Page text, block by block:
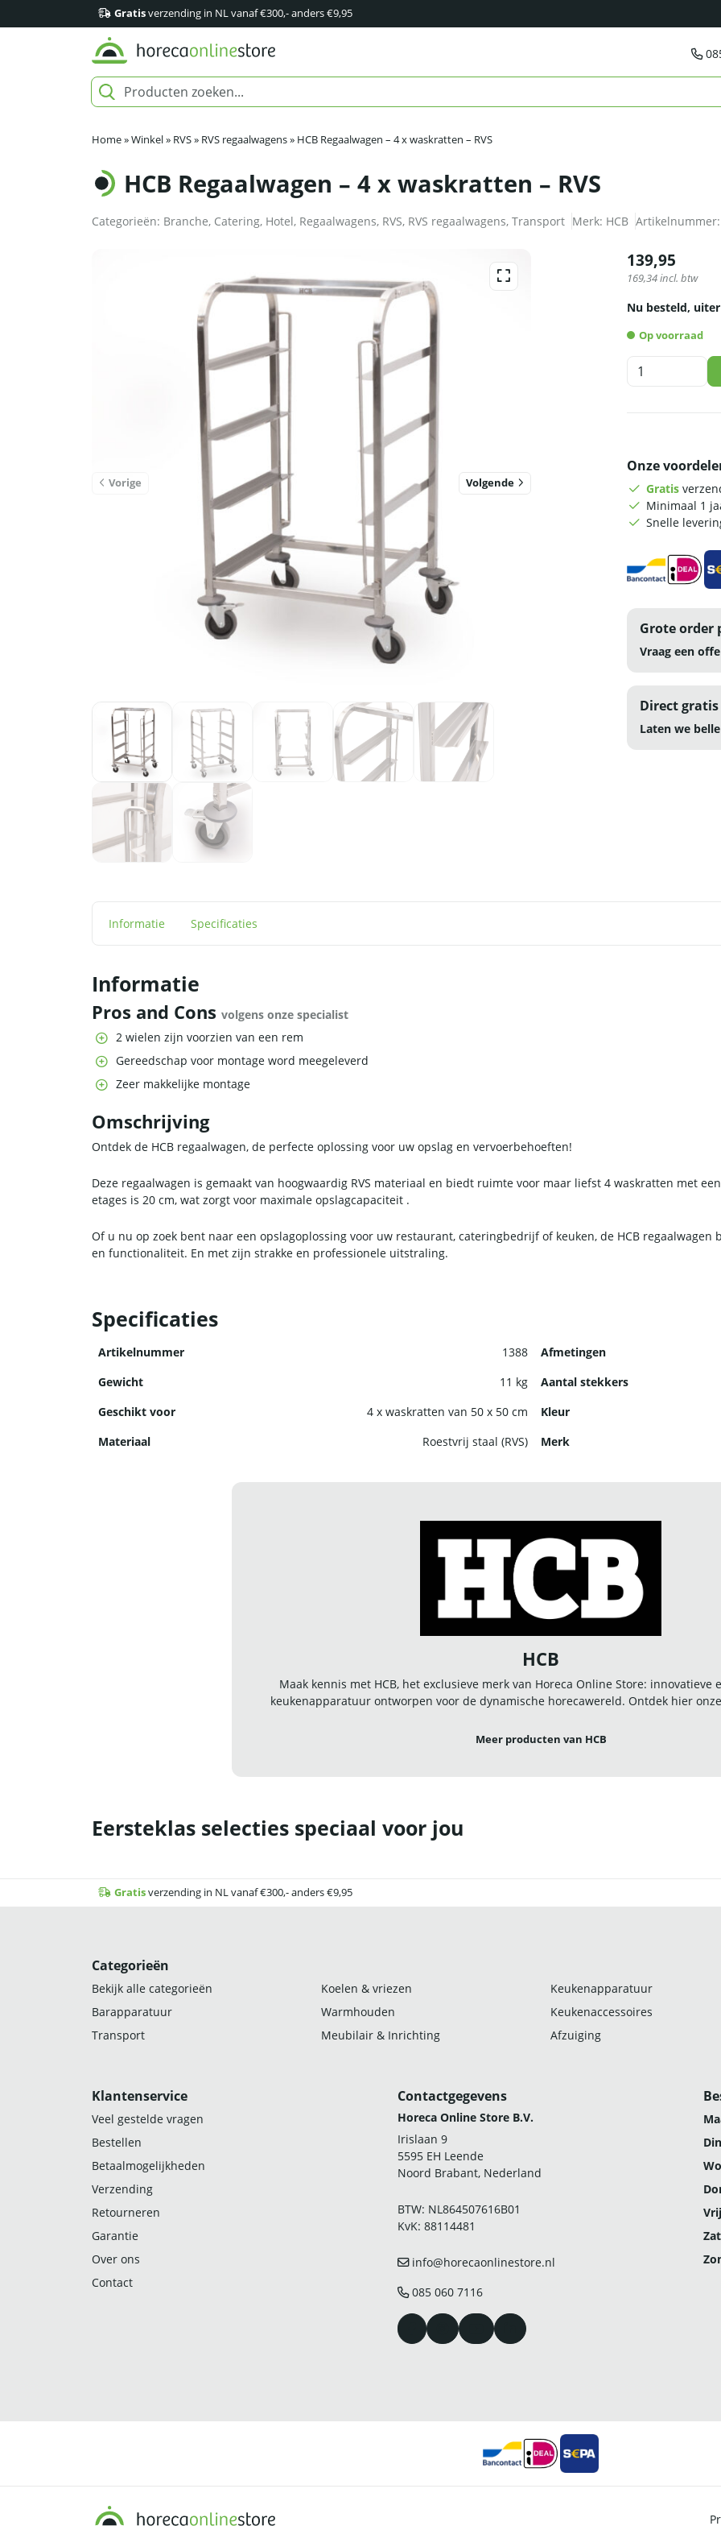
Gratisverzending in NL vanaf €300,- anders €9,95
Home»Winkel» RVS» RVS regaalwagens» HCB Regaalwagen – 4 x waskratten – RVS
HCB Regaalwagen – 4 x waskratten – RVS
Categorieën: Branche, Catering, Hotel, Regaalwagens, RVS, RVS regaalwagens, Transport Merk: HCB
Vorige Volgende
139,95
169,34incl. btw
Nu besteld,
Op voorraad
HCB
Regaalwagen
-
RVS
aantal
Onze
Gratis
Minimaal 1
Snelle
Grote order
Vraag een
Direct
Laten we
Informatie Specificaties
Informatie
Pros and Cons volgens onze specialist
2 wielen zijn voorzien van een rem
Gereedschap voor montage word meegeleverd
Zeer makkelijke montage
Omschrijving
Ontdek de HCB regaalwagen, de perfecte oplossing voor uw opslag en vervoerbehoeften!
Deze regaalwagen is gemaakt van hoogwaardig RVS materiaal en biedt ruimte voor maar liefst 4 waskratten met
etages is 20 cm, wat zorgt voor maximale opslagcapaciteit .
Of u nu op zoek bent naar een opslagoplossing voor uw restaurant, cateringbedrijf of keuken, de HCB
en functionaliteit. En met zijn strakke en professionele uitstraling.
Specificaties
Artikelnummer 1388
Afmetingen
Gewicht
11 kg
Aantal stekkers
Geschikt voor
4 x waskratten van 50 x 50 cm
Kleur
Materiaal
Roestvrij staal (RVS) Merk
HCB
Maak kennis met HCB, het exclusieve merk van Horeca Online Store: innovatieve
keukenapparatuur ontworpen voor de dynamische horecawereld. Ontdek hier
Meer producten van HCB
Eersteklas selecties speciaal voor jou
Gratisverzending in NL vanaf €300,- anders €9,95
Categorieën
Bekijk alle categorieën Koelen & vriezen
Keukenapparatuur
Barapparatuur
Warmhouden
Keukenaccessoires
Transport
Meubilair & Inrichting Afzuiging
Klantenservice
Veel gestelde vragen
Bestellen
Betaalmogelijkheden
Verzending
Retourneren
Garantie
Over ons
Contact
Contactgegevens
Horeca Online Store B.V.
Irislaan 9
5595 EH Leende
Noord Brabant, Nederland
BTW: NL864507616B01
KvK: 88114481
info@horecaonlinestore.nl
085 060 7116